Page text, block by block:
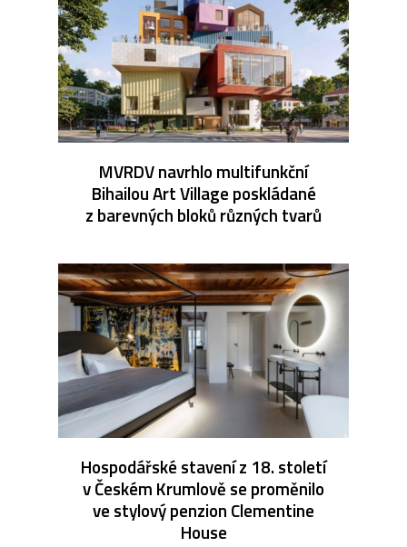
MVRDV navrhlo multifunkční
Bihailou Art Village poskládané
z barevných bloků různých tvarů
Hospodářské stavení z 18. století
v Českém Krumlově se proměnilo
ve stylový penzion Clementine
House